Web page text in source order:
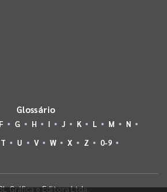
Glossário
F G H I J K L M
N
T U V W X Z 0-9
Gráfica e Editora Ltda.